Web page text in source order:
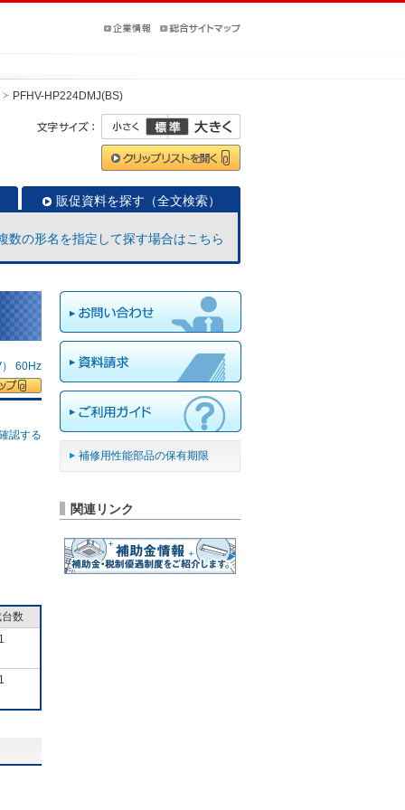
PFHV-HP224DMJ(BS)
販促資料を探す（全文検索）
数の形名を指定して探す場合はこちら
60Hz
認する
数
補修用性能部品の保有期限
関連リンク